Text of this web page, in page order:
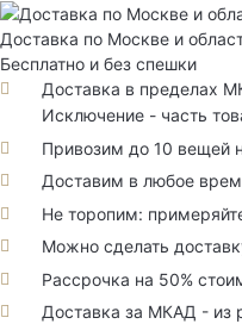
Доставка по Москве и
Бесплатно и без спешки
Доставка в пределах
Исключение - часть
Привозим до 10 вещей
Доставим в любое
Не торопим:
Можно сделать
Рассрочка на 50%
Доставка за МКАД - из